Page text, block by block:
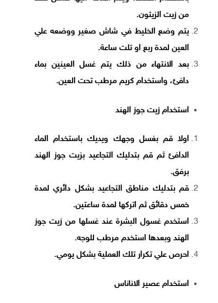
من زيت الزيتون.
يتم وضع الخليط في شاش صغير ووضعه علي
العين لمدة ربع او تلت ساعة.
بعد الانتهاء من ذلك يتم غسل العينين بماء
دافئ، واستخدام كريم مرطب تحت العين.
استخدام زيت جوز الهند
اولا قم بغسل وجهك ويديك باستخدام الماء
الدافئ ثم قم بتدليك التجاعيد بزيت جوز الهند
برفق.
قم بتدليك مناطق التجاعيد بشكل دائري لمدة
خمس دقائق ثم اتركها لمدة ساعتين.
استخدم غسول البشرة عند غسلها من زيت جوز
الهند وبعدها استخدم مرطب للوجه.
احرص علي تكرار تلك العملية بشكل يومي.
استخدام عصير الاناناس